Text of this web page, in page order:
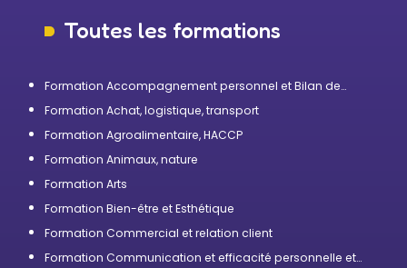
Toutes les formations
Formation Accompagnement personnel et Bilan de
Formation Achat, logistique, transport
Formation Agroalimentaire, HACCP
Formation Animaux, nature
Formation Arts
Formation Bien-être et Esthétique
Formation Commercial et relation client
Formation Communication et efficacité personnelle et